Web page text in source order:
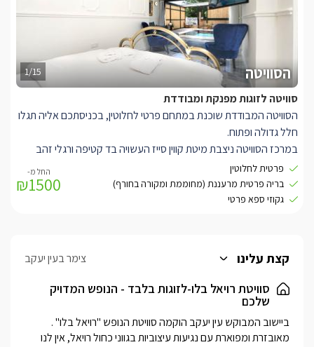
1/15 הסוויטה
סוויטה לזוגות מפנקת ומבודדת
הסוויטה המבודדת שוכנת במתחם פרטי לחלוטין, בכניסתכם אליה תגלו
חלל גדולה ופתוח.
במרכז הסוויטה ניצבת מיטת קווין סייז העשויה בד קטיפה ורגלי זהב
וזכוכית. היא מוצעת מצעים לבנים ורכים. למולה ניצב סלון ישיבה עם
צמד כורסאות יחיד בגוון כחול רויאל מלכותי ומרשים, ולצידן ספת שכיבה
מיקרוגל, מכונת אספרסו ועוד.
לצד המטבחון ניצבת פינת אוכל שקופה במראה מלכותי ואופנתי
במיוחד.
לסוויטה חדר רחצה בעיצוב תואם, עם שירותים מקלחון ועמדת כיור בה
יחכו לכם מגבות רכות ותמרוקי רחצה ריחניים.
פרטית לחלוטין
בריה פרטית מרעננת (מחוממת ומקורה בחורף)
גקוזי ספא פרטי
₪1500
קצת עלינו צימר בעין יעקב
סוויטת רויאל בלו-לזוגות בלבד - הנופש המדויק
שלכם